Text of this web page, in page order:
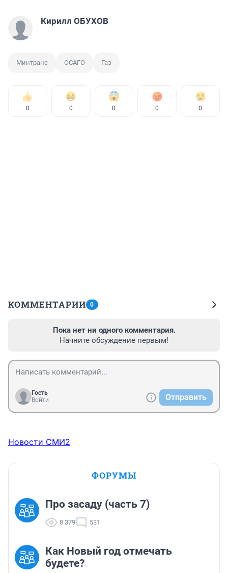
Кирилл ОБУХОВ
Минтранс ОСАГО Газ
0 0 0 0 0
КОММЕНТАРИИ 0
Пока нет ни одного комментария.
Начните обсуждение первым!
Гость
Войти
Отправить
Новости СМИ2
ФОРУМЫ
Про засаду (часть 7)
8 379 531
Как Новый год отмечать
будете?